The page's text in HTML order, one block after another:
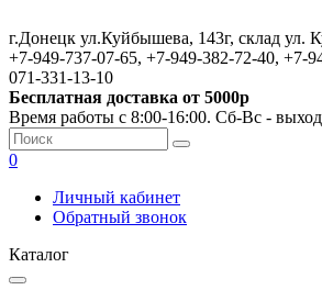
г.Донецк ул.Куйбышева, 143г, склад ул.
+7-949-737-07-65, +7-949-382-72-40, +7-
071-331-13-10
Бесплатная доставка от 5000р
Время работы с 8:00-16:00. Сб-Вс -
0
Личный кабинет
Обратный звонок
Каталог